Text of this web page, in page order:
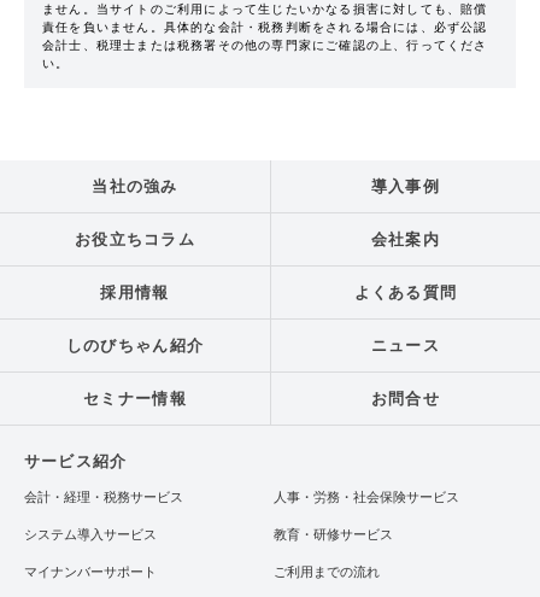
ません。当サイトのご利用によって生じたいかなる損害に対しても、賠償
責任を負いません。具体的な会計・税務判断をされる場合には、必ず公認
会計士、税理士または税務署その他の専門家にご確認の上、行ってくださ
い。
当社の強み 導入事例
お役立ちコラム 会社案内
採用情報 よくある質問
しのびちゃん紹介 ニュース
セミナー情報 お問合せ
サービス紹介
会計・経理・税務サービス 人事・労務・社会保険サービス
システム導入サービス 教育・研修サービス
マイナンバーサポート ご利用までの流れ